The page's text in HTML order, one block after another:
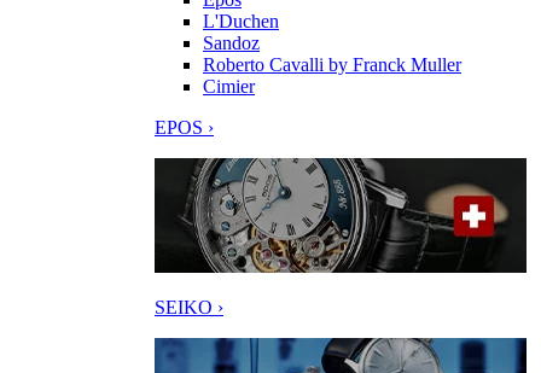
L'Duchen
Sandoz
Roberto Cavalli by Franck Muller
Cimier
EPOS ›
SEIKO ›